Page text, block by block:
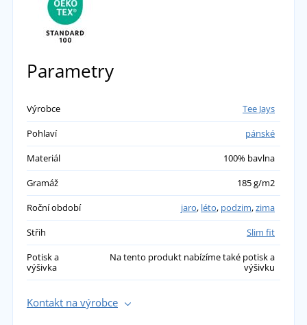
Parametry
Výrobce
Tee Jays
Pohlaví
pánské
Materiál
100% bavlna
Gramáž
185 g/m2
Roční období
jaro, léto, podzim,zima
Střih
Slim fit
Potisk a
výšivka
Na tento produkt nabízíme také potisk a
výšivku
Kontakt na výrobce